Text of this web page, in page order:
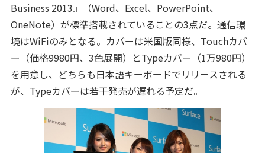
Business 2013』（Word、Excel、PowerPoint、
OneNote）が標準搭載されていることの3点だ。通信環
境はWiFiのみとなる。カバーは米国版同様、Touchカバ
ー（価格9980円、3色展開）とTypeカバー（1万980円）
を用意し、どちらも日本語キーボードでリリースされる
が、Typeカバーは若干発売が遅れる予定だ。